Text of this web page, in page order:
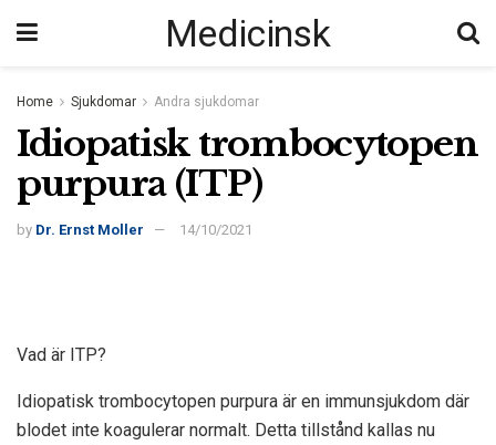
Medicinsk
Home Sjukdomar Andra sjukdomar
Idiopatisk trombocytopen
purpura (ITP)
by Dr. Ernst Moller 14/10/2021
Vad är ITP?
Idiopatisk trombocytopen purpura är en immunsjukdom där
blodet inte koagulerar normalt. Detta tillstånd kallas nu